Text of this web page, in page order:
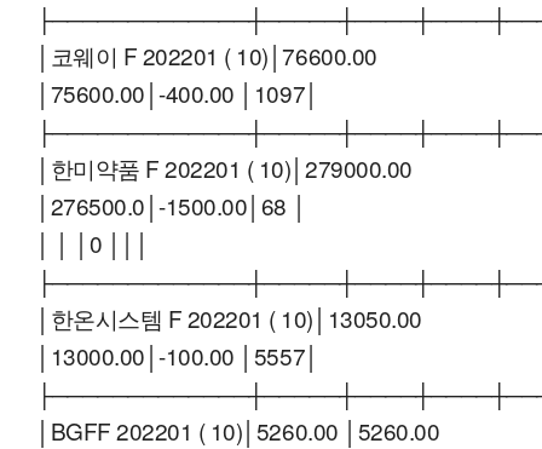
│코웨이 F 202201 ( 10)│76600.00
│75600.00│-400.00 │1097│
│한미약품 F 202201 ( 10)│279000.00
│276500.0│-1500.00│68 │
│ │ │0 │││
│한온시스템 F 202201 ( 10)│13050.00
│13000.00│-100.00 │5557│
│BGFF 202201 ( 10)│5260.00 │5260.00